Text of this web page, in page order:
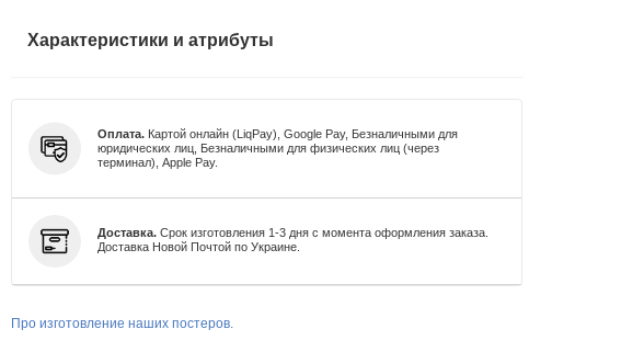
Характеристики и атрибуты
Оплата.Картой онлайн (LiqPay), Google Pay, Безналичными для
юридических лиц, Безналичными для физических лиц (через
терминал), Apple Pay.
Доставка.Срок изготовления 1-3 дня с момента оформления заказа.
Доставка Новой Почтой по Украине.
Про изготовление наших постеров.